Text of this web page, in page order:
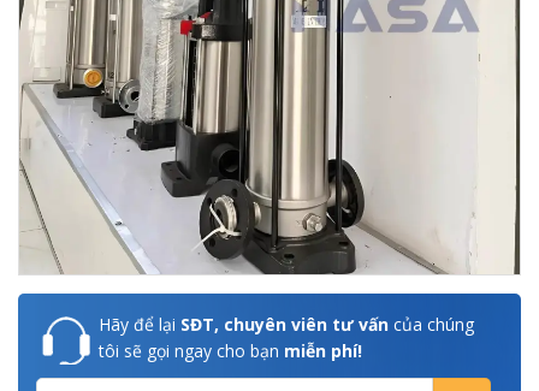
Hãy để lại SĐT, chuyên viên tư vấn của chúng
tôi sẽ gọi ngay cho bạn miễn phí!